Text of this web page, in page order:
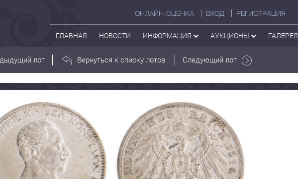
ОНЛАЙН-ОЦЕНКА ВХОД РЕГИСТРАЦИЯ
ГЛАВНАЯ НОВОСТИ ИНФОРМАЦИЯ АУКЦИОНЫ ГАЛЕРЕЯ
лот Вернуться к списку лотов Следующий лот